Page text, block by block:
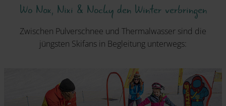
Wo Nox, Nixi & Nocky den Winter verbringen
Zwischen Pulverschnee und Thermalwasser sind die
jüngsten Skifans in Begleitung unterwegs: